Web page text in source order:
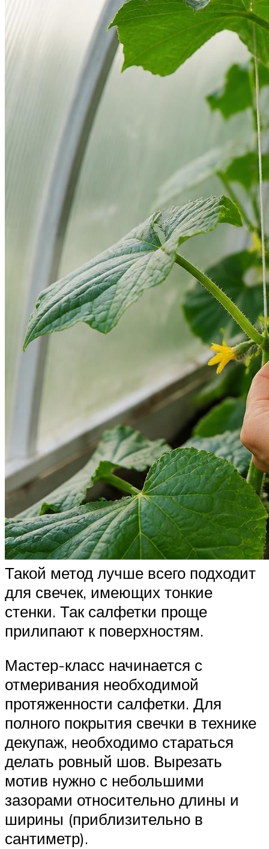
Такой метод лучше всего подходит
для свечек, имеющих тонкие
стенки. Так салфетки проще
прилипают к поверхностям.
Мастер-класс начинается с
отмеривания необходимой
протяженности салфетки. Для
полного покрытия свечки в технике
декупаж, необходимо стараться
делать ровный шов. Вырезать
мотив нужно с небольшими
зазорами относительно длины и
ширины (приблизительно в
сантиметр).